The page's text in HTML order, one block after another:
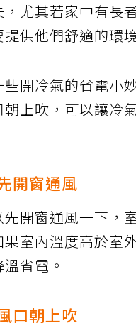
尤其若家中有長
供他們舒適的環
開冷氣的省電小
上吹，可以讓冷
開窗通風
開窗通風一下，
室內溫度高於室
省電。
口朝上吹